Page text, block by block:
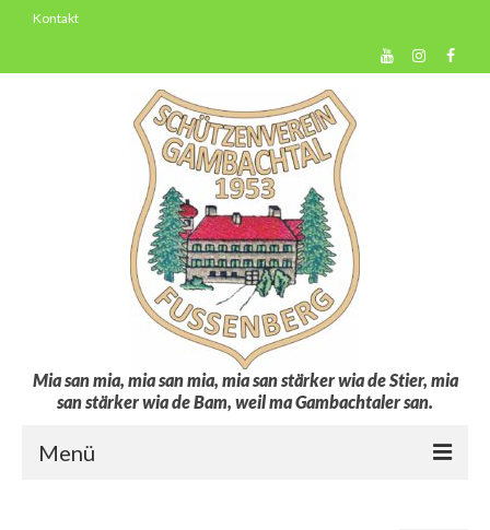
Kontakt
Mia san mia, mia san mia, mia san stärker wia de Stier, mia
san stärker wia de Bam, weil ma Gambachtaler san.
Menü